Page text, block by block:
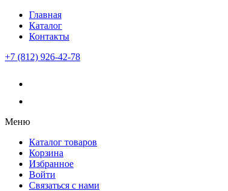
Главная
Каталог
Контакты
+7 (812) 926-42-78
Меню
Каталог товаров
Корзина
Избранное
Войти
Связаться с нами